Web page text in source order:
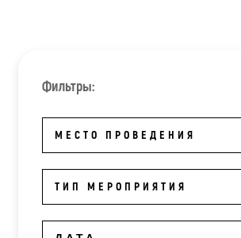
Фильтры:
МЕСТО ПРОВЕДЕНИЯ
ТИП МЕРОПРИЯТИЯ